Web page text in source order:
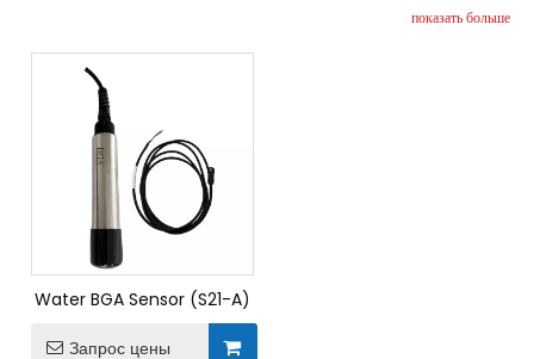
показать больше
Water BGA Sensor (S21-A)
Запрос цены